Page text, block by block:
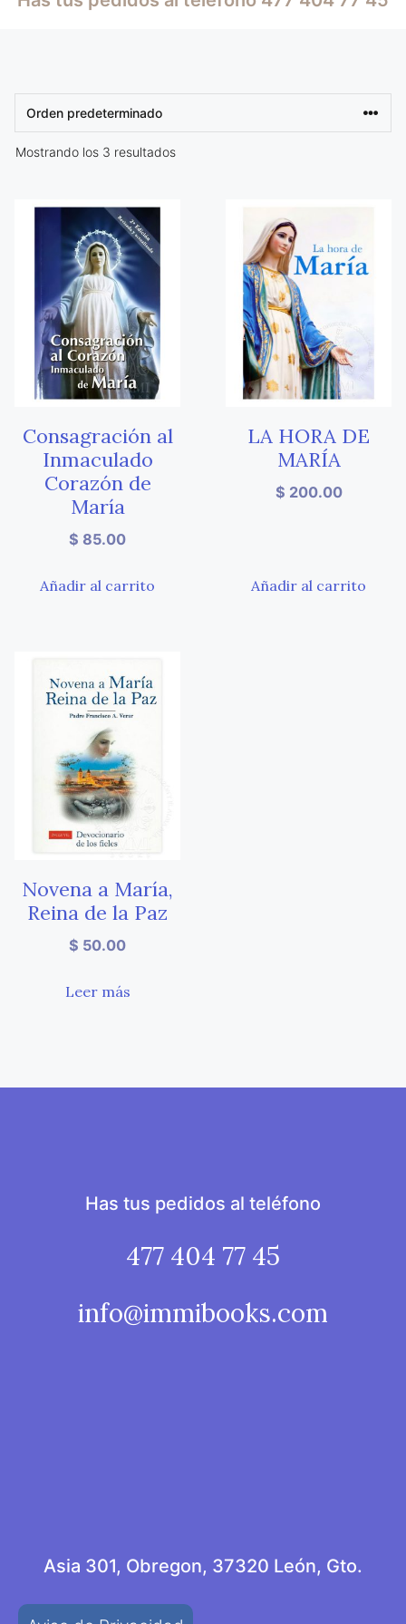
Mostrando los 3 resultados
Consagración al
Inmaculado
Corazón de
María
$ 85.00
Añadir al carrito
LA HORA DE
MARÍA
$ 200.00
Añadir al carrito
Novena a María,
Reina de la Paz
$ 50.00
Leer más
Has tus pedidos al teléfono
477 404 77 45
info@immibooks.com
Asia 301, Obregon, 37320 León, Gto.